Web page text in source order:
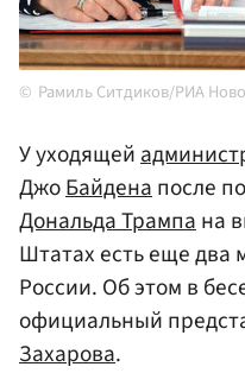
Рамиль Ситдиков/РИА
У уходящей
ДжоБайденапосле
Дональда Трампана
Штатах есть еще два
России. Об этом в
официальный
Захарова.